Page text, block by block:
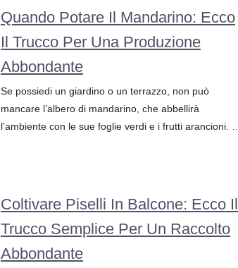
Quando Potare Il Mandarino: Ecco
Il Trucco Per Una Produzione
Abbondante
Se possiedi un giardino o un terrazzo, non può
mancare l’albero di mandarino, che abbellirà
l’ambiente con le sue foglie verdi e i frutti arancioni. …
Coltivare Piselli In Balcone: Ecco Il
Trucco Semplice Per Un Raccolto
Abbondante